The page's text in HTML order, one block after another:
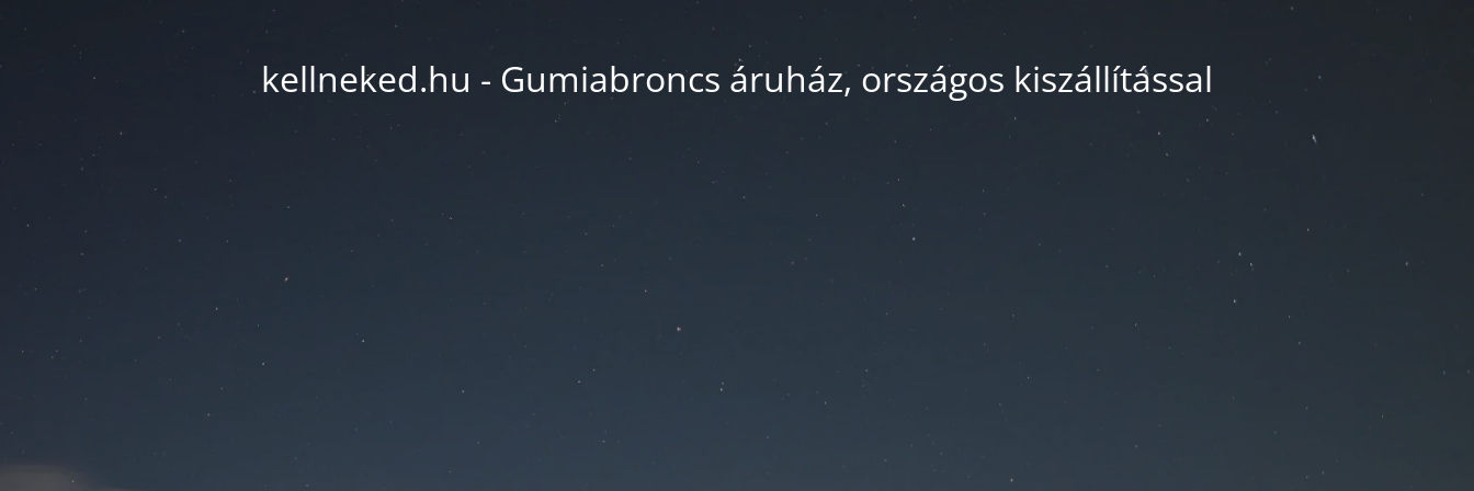
kellneked.hu - Gumiabroncs áruház, országos kiszállítással